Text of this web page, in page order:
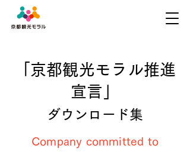
「京都観光モラル推進
宣言」
ダウンロード集
Company committed to